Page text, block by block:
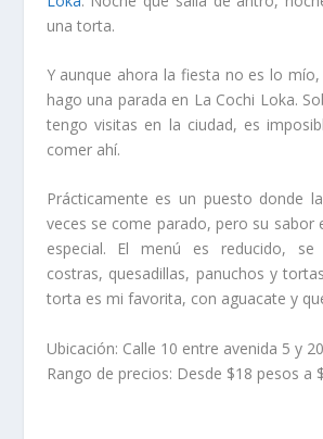
una torta.
Y aunque ahora la fiesta no es lo
hago una parada en La Cochi Loka.
tengo visitas en la ciudad, es
comer ahí.
Prácticamente es un puesto donde
veces se come parado, pero su sabor
especial. El menú es reducido,
costras, quesadillas, panuchos y
torta es mi favorita, con aguacate y
Ubicación: Calle 10 entre avenida 5 y
Rango de precios: Desde $18 pesos a